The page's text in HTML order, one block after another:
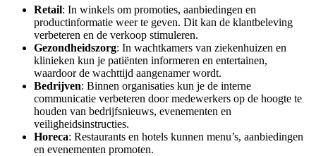
Retail: In winkels om promoties, aanbiedingen en
productinformatie weer te geven. Dit kan de klantbeleving
verbeteren en de verkoop stimuleren.
Gezondheidszorg: In wachtkamers van ziekenhuizen en
klinieken kun je patiënten informeren en entertainen,
waardoor de wachttijd aangenamer wordt.
Bedrijven: Binnen organisaties kun je de interne
communicatie verbeteren door medewerkers op de hoogte te
houden van bedrijfsnieuws, evenementen en
veiligheidsinstructies.
Horeca: Restaurants en hotels kunnen menu’s, aanbiedingen
en evenementen promoten.